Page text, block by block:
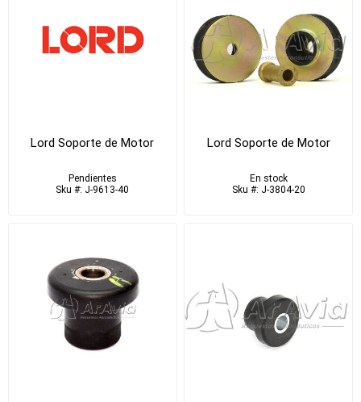
Lord Soporte de Motor
Pendientes
Sku #: J-9613-40
Lord Soporte de Motor
En stock
Sku #: J-3804-20